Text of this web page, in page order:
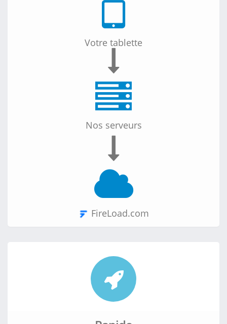
Votre tablette
Votre mobile
Votre ordinateur
Nos serveurs
FireLoad.com
Filer.net
MediaFire.com
HexLoad.com
StreamTape.com
Ddownload.com
NitroFlare.com
Chomikuj.pl